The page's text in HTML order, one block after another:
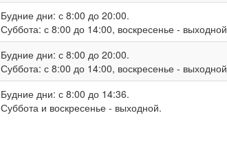
Будние дни: с 8:00 до 20:00.
Суббота: с 8:00 до 14:00, воскресенье - выходной
Будние дни: с 8:00 до 20:00.
Суббота: с 8:00 до 14:00, воскресенье - выходной
Будние дни: с 8:00 до 14:36.
Суббота и воскресенье - выходной.